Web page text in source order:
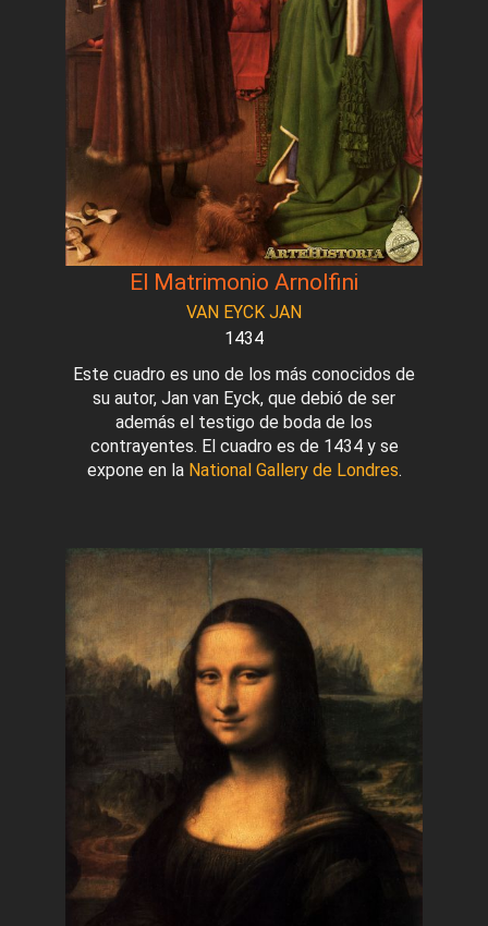
El Matrimonio Arnolfini
VAN EYCK JAN
1434
Este cuadro es uno de los más conocidos de
su autor, Jan van Eyck, que debió de ser
además el testigo de boda de los
contrayentes. El cuadro es de 1434 y se
expone en la National Gallery de Londres.